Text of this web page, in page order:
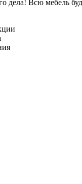
дела! Всю мебель